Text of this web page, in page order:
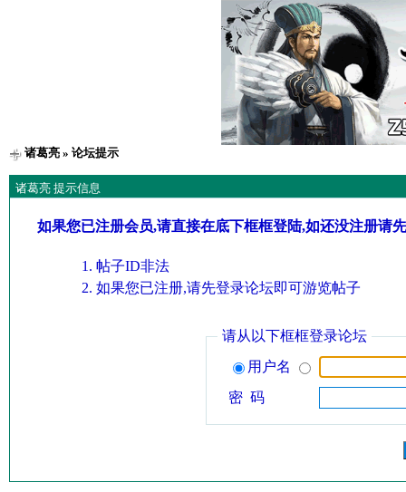
诸葛亮» 论坛提示
诸葛亮 提示信息
如果您已注册会员,请直接在底下框框登陆,如还没注册请
帖子ID非法
如果您已注册,请先登录论坛即可游览帖子
请从以下框框登录论坛
用户名
密 码